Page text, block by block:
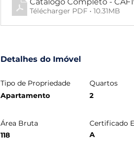
Télécharger PDF • 10.31MB
Detalhes do Imóvel
Tipo de Propriedade
Apartamento
Quartos
2
Área Bruta
118
Certificado
A